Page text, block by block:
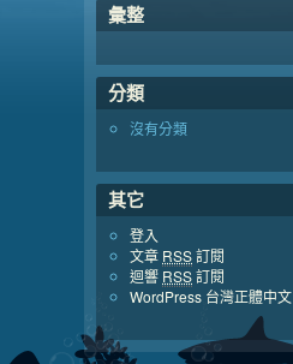
彙整
分類
沒有分類
其它
登入
文章 RSS訂閱
迴響 RSS訂閱
WordPress 台灣正體中文